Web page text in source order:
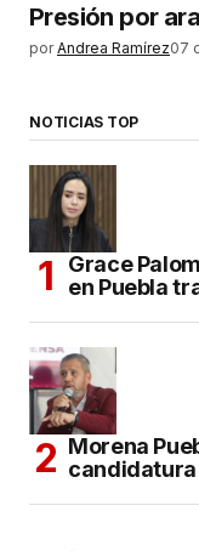
Presión por
por Andrea Ramírez07
NOTICIAS TOP
Grace
en Puebla
Morena
candidatura